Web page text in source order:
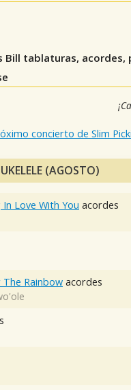
Bill tablaturas, acordes,
concierto de Slim
(AGOSTO)
Love With You acordes
The Rainbow acordes